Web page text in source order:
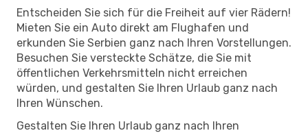
Entscheiden Sie sich für die Freiheit auf vier Rädern!
Mieten Sie ein Auto direkt am Flughafen und
erkunden Sie Serbien ganz nach Ihren Vorstellungen.
Besuchen Sie versteckte Schätze, die Sie mit
öffentlichen Verkehrsmitteln nicht erreichen
würden, und gestalten Sie Ihren Urlaub ganz nach
Ihren Wünschen.
Gestalten Sie Ihren Urlaub ganz nach Ihren